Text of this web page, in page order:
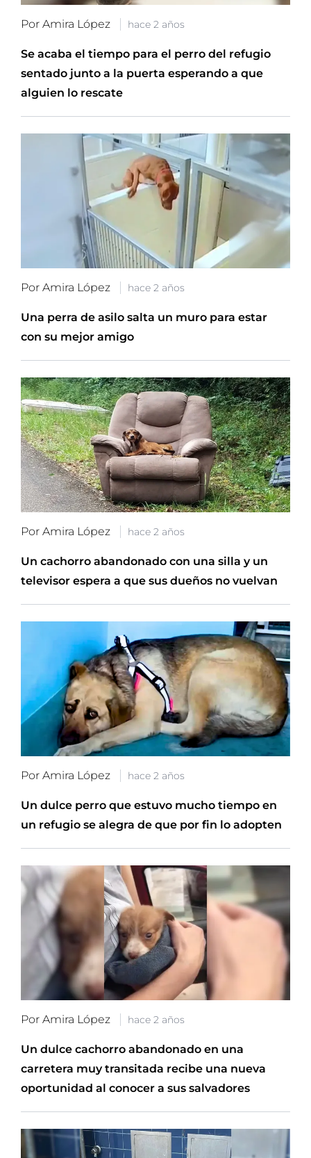
Por Amira López hace 2 años
Se acaba el tiempo para el perro del refugio
sentado junto a la puerta esperando a que
alguien lo rescate
Por Amira López hace 2 años
Una perra de asilo salta un muro para estar
con su mejor amigo
Por Amira López hace 2 años
Un cachorro abandonado con una silla y un
televisor espera a que sus dueños no vuelvan
Por Amira López hace 2 años
Un dulce perro que estuvo mucho tiempo en
un refugio se alegra de que por fin lo adopten
Por Amira López hace 2 años
Un dulce cachorro abandonado en una
carretera muy transitada recibe una nueva
oportunidad al conocer a sus salvadores